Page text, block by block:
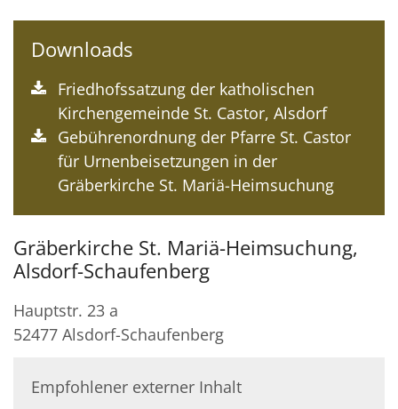
Downloads
Friedhofssatzung der katholischen
Kirchengemeinde St. Castor, Alsdorf
Gebührenordnung der Pfarre St. Castor
für Urnenbeisetzungen in der
Gräberkirche St. Mariä-Heimsuchung
Gräberkirche St. Mariä-Heimsuchung,
Alsdorf-Schaufenberg
Hauptstr. 23 a
52477 Alsdorf-Schaufenberg
Empfohlener externer Inhalt